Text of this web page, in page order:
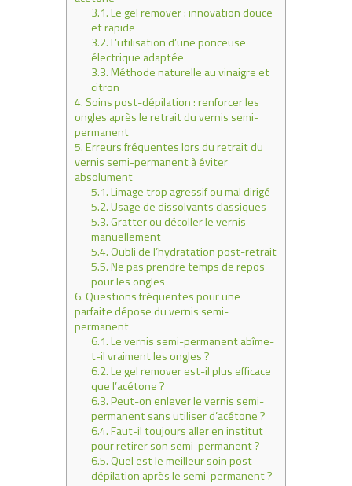
3.1.Le gel remover : innovation douce
et rapide
3.2.L’utilisation d’une ponceuse
électrique adaptée
3.3.Méthode naturelle au vinaigre et
citron
4. Soins post-dépilation : renforcer les
ongles après le retrait du vernis semi-
permanent
5.Erreurs fréquentes lors du retrait du
vernis semi-permanent à éviter
absolument
5.1.Limage trop agressif ou mal dirigé
5.2.Usage de dissolvants classiques
5.3.Gratter ou décoller le vernis
manuellement
5.4.Oubli de l’hydratation post-retrait
5.5.Ne pas prendre temps de repos
pour les ongles
6.Questions fréquentes pour une
parfaite dépose du vernis semi-
permanent
6.1.Le vernis semi-permanent abîme-
t-il vraiment les ongles ?
6.2.Le gel remover est-il plus efficace
que l’acétone ?
6.3.Peut-on enlever le vernis semi-
permanent sans utiliser d’acétone ?
6.4.Faut-il toujours aller en institut
pour retirer son semi-permanent ?
6.5.Quel est le meilleur soin post-
dépilation après le semi-permanent ?